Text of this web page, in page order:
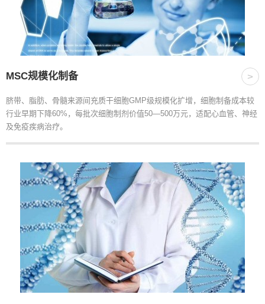
MSC规模化制备 >
脐带、脂肪、骨髓来源间充质干细胞GMP级规模化扩增，细胞制备成本较
行业早期下降60%，每批次细胞制剂价值50—500万元，适配心血管、神经
及免疫疾病治疗。